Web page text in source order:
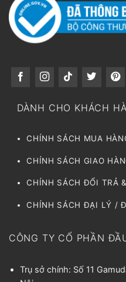
DÀNH CHO KHÁCH
CHÍNH SÁCH MUA
CHÍNH SÁCH GIAO
CHÍNH SÁCH ĐỔI TRẢ
CHÍNH SÁCH ĐẠI LÝ /
CÔNG TY CỔ PHẦN
Trụ sở chính: Số 11